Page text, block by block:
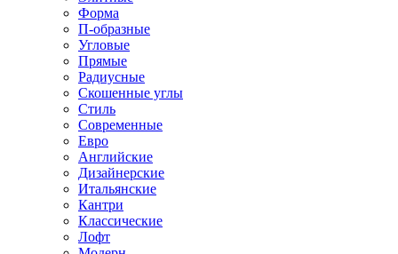
Форма
П-образные
Угловые
Прямые
Радиусные
Скошенные углы
Стиль
Современные
Евро
Английские
Дизайнерские
Итальянские
Кантри
Классические
Лофт